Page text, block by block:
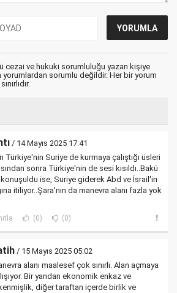
cezai ve hukuki sorumluluğu yazan kişiye
yorumlardan sorumlu değildir. Her bir yorum
/ 14 Mayıs 2025 17:41
Türkiye'nin Suriye de kurmaya çalıştığı üsleri
sonra Türkiye'nin de sesi kısıldı..Bakü
ise, Suriye giderek Abd ve İsrail'in
itiliyor..Şara'nın da manevra alanı fazla yok
(0) (0)
/ 15 Mayıs 2025 05:02
alanı maalesef çok sınırlı. Alan açmaya
Bir yandan ekonomik enkaz ve
diğer taraftan içerde birlik ve